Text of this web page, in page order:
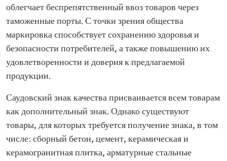
облегчает беспрепятственный ввоз товаров через
таможенные порты. С точки зрения общества
маркировка способствует сохранению здоровья и
безопасности потребителей, а также повышению их
удовлетворенности и доверия к предлагаемой
продукции.
Саудовский знак качества присваивается всем товарам
как дополнительный знак. Однако существуют
товары, для которых требуется получение знака, в том
числе: сборный бетон, цемент, керамическая и
керамогранитная плитка, арматурные стальные